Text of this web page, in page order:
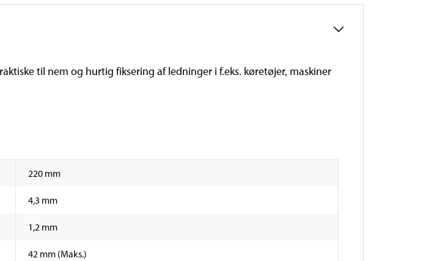
til nem og hurtig fiksering af ledninger i f.eks. køretøjer, maskiner
220 mm
4,3 mm
1,2 mm
42 mm (Maks.)